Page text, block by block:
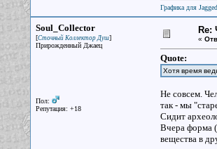
Графика для
Soul_Collector
[Сточный Коллектор Душ]
Прирожденный Джаец
Пол:
Репутация: +18
Re:
«
Quote:
Хотя время
Не совсем.
так - мы
Сидит
Вчера форма
вещества в